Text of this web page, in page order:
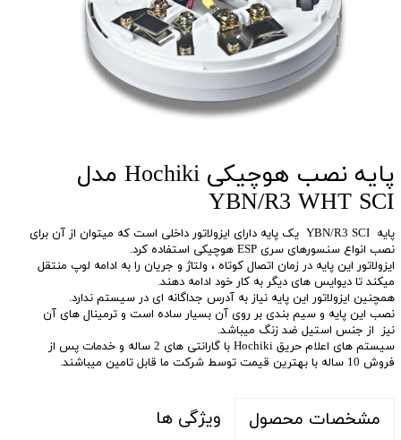
پایه نصب هوچیکی Hochiki مدل
YBN/R3 WHT SCI
پایه YBN/R3 SCI یک پایه دارای ایزولاتور داخلی است که میتوان از آن برای
نصب انواع سنسورهای سری ESP هوچیکی استفاده کرد.
ایزولاتور این پایه در زمان اتصال کوتاه ، ولتاژ و جریان را به ادامه لوپ منتقل
میکند تا دیوایس های دیگر به کار خود ادامه دهند.
همچنین ایزولاتور این پایه نیاز به آدرس جداگانه ای در سیستم ندارد.
نصب این پایه و سیم بندی بر روی آن بسیار ساده است و ترمینال های آن
نیز از جنس استیل ضد زنگ میباشد.
سیستم های اعلام حریق Hochiki با گارانتی های 2 ساله و خدمات پس از
فروش 10 ساله با بهترین قیمت توسط شرکت ما قابل تامین میباشند.
مشخصات محصول
ویژگی ها